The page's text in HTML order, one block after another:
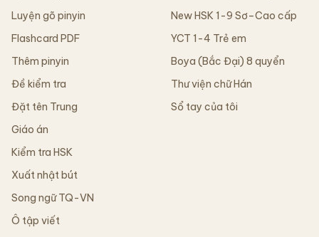
Luyện gõ pinyin
Flashcard PDF
Thêm pinyin
Đề kiểm tra
Đặt tên Trung
Giáo án
Kiểm tra HSK
Xuất nhật bút
Song ngữ TQ-VN
Ô tập viết
New HSK 1-9 Sơ–Cao cấp
YCT 1-4 Trẻ em
Boya (Bắc Đại) 8 quyển
Thư viện chữ Hán
Sổ tay của tôi